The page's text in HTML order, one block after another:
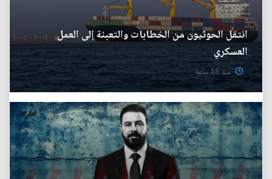
انتقل الحوثيون من الخطابات والتعبئة إلى العمل
العسكري
منذ 15 ساعة